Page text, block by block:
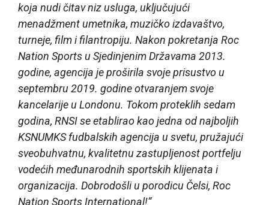
koja nudi čitav niz usluga, uključujući
menadžment umetnika, muzičko izdavaštvo,
turneje, film i filantropiju. Nakon pokretanja Roc
Nation Sports u Sjedinjenim Državama 2013.
godine, agencija je proširila svoje prisustvo u
septembru 2019. godine otvaranjem svoje
kancelarije u Londonu. Tokom proteklih sedam
godina, RNSI se etablirao kao jedna od najboljih
KSNUMKS fudbalskih agencija u svetu, pružajući
sveobuhvatnu, kvalitetnu zastupljenost portfelju
vodećih međunarodnih sportskih klijenata i
organizacija. Dobrodošli u porodicu Čelsi, Roc
Nation Sports International!“